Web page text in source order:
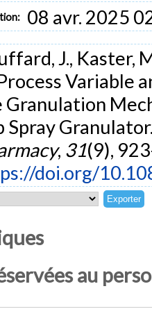
08 avr. 2025
J., Kaster,
Variable
Granulation
Spray
, 31(9),
doi.org/
au